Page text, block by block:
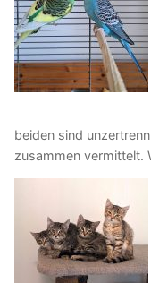
beiden sind
zusammen vermittelt.